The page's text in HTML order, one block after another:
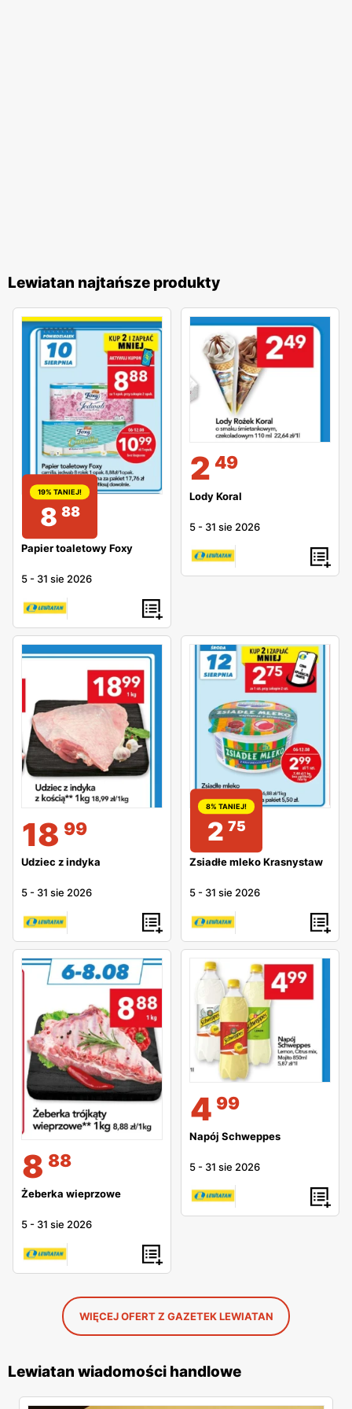
Lewiatan najtańsze produkty
19% TANIEJ!
8 88
Papier toaletowy Foxy
5 - 31 sie 2026
2 49
Lody Koral
5 - 31 sie 2026
18 99
Udziec z indyka
5 - 31 sie 2026
8% TANIEJ!
2 75
Zsiadłe mleko Krasnystaw
5 - 31 sie 2026
8 88
Żeberka wieprzowe
5 - 31 sie 2026
4 99
Napój Schweppes
5 - 31 sie 2026
WIĘCEJ OFERT Z GAZETEK LEWIATAN
Lewiatan wiadomości handlowe